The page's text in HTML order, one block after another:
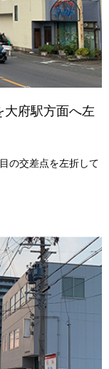
府駅方面へ左
の交差点を左折して